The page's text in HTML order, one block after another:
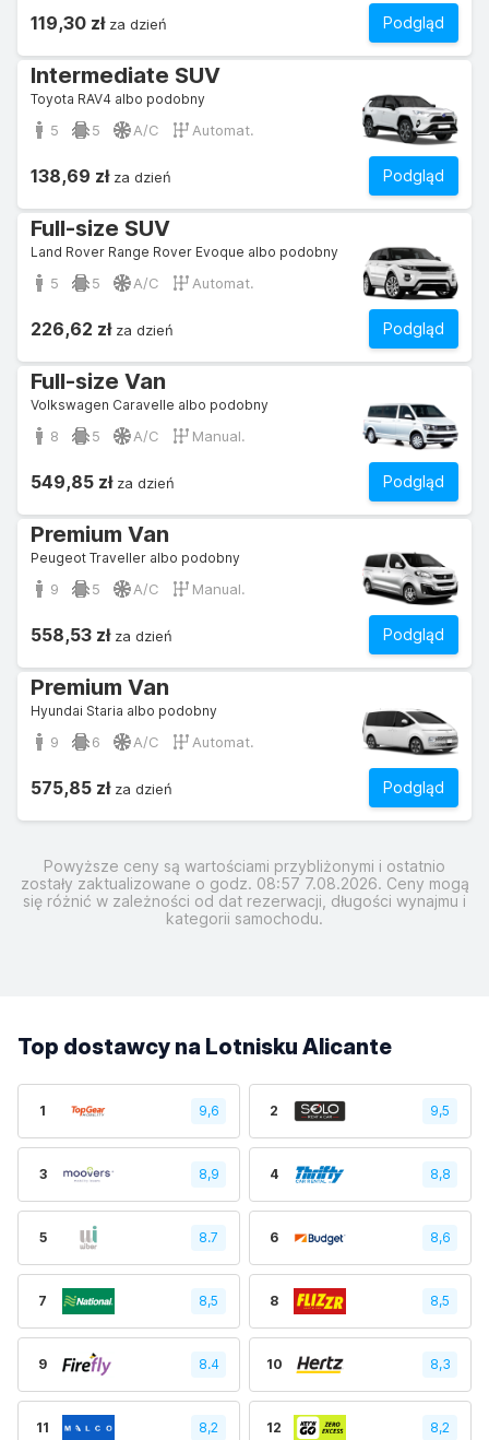
Podgląd
119,30 złza dzień
Intermediate SUV
Toyota RAV4 albo podobny
5 5 A/C Automat.
Podgląd
138,69 złza dzień
Full-size SUV
Land Rover Range Rover Evoque albo podobny
5 5 A/C Automat.
Podgląd
226,62 złza dzień
Full-size Van
Volkswagen Caravelle albo podobny
8 5 A/C Manual.
Podgląd
549,85 złza dzień
Premium Van
Peugeot Traveller albo podobny
9 5 A/C Manual.
Podgląd
558,53 złza dzień
Premium Van
Hyundai Staria albo podobny
9 6 A/C Automat.
Podgląd
575,85 złza dzień
Powyższe ceny są wartościami przybliżonymi i ostatnio
zostały zaktualizowane o godz. 08:57 7.08.2026. Ceny mogą
się różnić w zależności od dat rezerwacji, długości wynajmu i
kategorii samochodu.
Top dostawcy na Lotnisku Alicante
1 9,6 2 9,5
3 8,9 4 8,8
5 8.7 6 8,6
7 8,5 8 8,5
9 8.4 10 8,3
11 8,2 12 8,2